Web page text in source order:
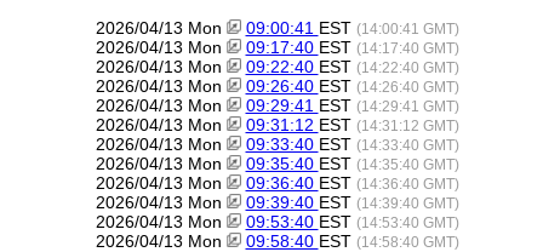
2026/04/13 Mon 09:00:41 EST (14:00:41 GMT)
2026/04/13 Mon 09:17:40 EST (14:17:40 GMT)
2026/04/13 Mon 09:22:40 EST (14:22:40 GMT)
2026/04/13 Mon 09:26:40 EST (14:26:40 GMT)
2026/04/13 Mon 09:29:41 EST (14:29:41 GMT)
2026/04/13 Mon 09:31:12 EST (14:31:12 GMT)
2026/04/13 Mon 09:33:40 EST (14:33:40 GMT)
2026/04/13 Mon 09:35:40 EST (14:35:40 GMT)
2026/04/13 Mon 09:36:40 EST (14:36:40 GMT)
2026/04/13 Mon 09:39:40 EST (14:39:40 GMT)
2026/04/13 Mon 09:53:40 EST (14:53:40 GMT)
2026/04/13 Mon 09:58:40 EST (14:58:40 GMT)